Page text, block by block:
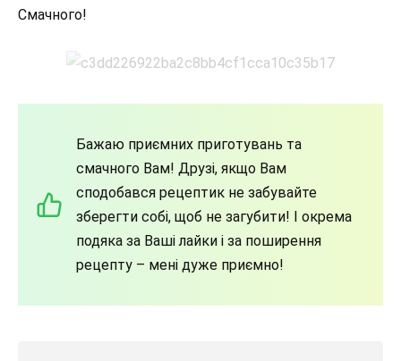
Смачного!
Бажаю приємних приготувань та
смачного Вам! Друзі, якщо Вам
сподобався рецептик не забувайте
зберегти собі, щоб не загубити! І окрема
подяка за Ваші лайки і за поширення
рецепту – мені дуже приємно!